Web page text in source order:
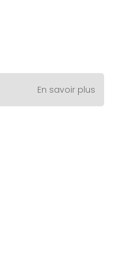
En savoir plus